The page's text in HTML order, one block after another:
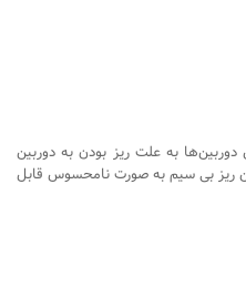
به علت ریز بودن به دوربین
ریز بی سیم به صورت نامحسوس قابل